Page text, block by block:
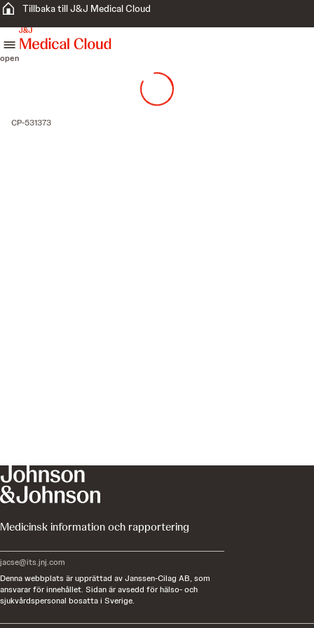
Tillbaka till J&J Medical Cloud
open
CP-531373
Medicinsk information och rapportering
jacse@its.jnj.com
Denna webbplats är upprättad av Janssen-Cilag AB, som
ansvarar för innehållet. Sidan är avsedd för hälso- och
sjukvårdspersonal bosatta i Sverige.